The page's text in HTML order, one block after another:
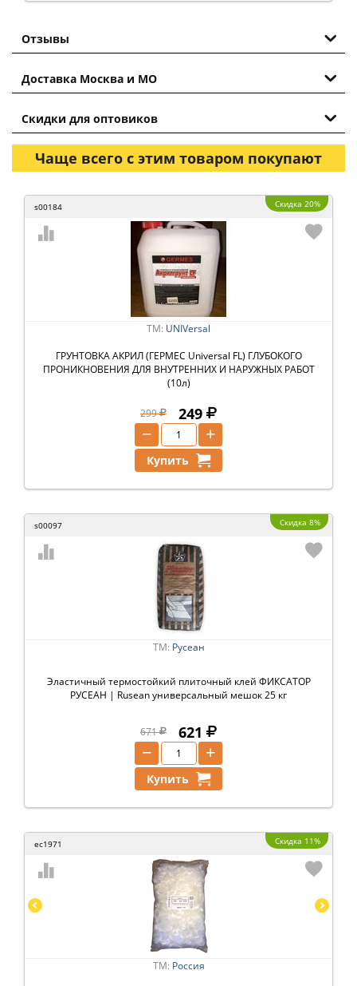
Отзывы
Доставка Москва и МО
Скидки для оптовиков
Чаще всего с этим товаром покупают
s00184 Скидка 20%
ТМ: UNIVersal
ГРУНТОВКА АКРИЛ (ГЕРМЕС Universal FL) ГЛУБОКОГО
ПРОНИКНОВЕНИЯ ДЛЯ ВНУТРЕННИХ И НАРУЖНЫХ РАБОТ
(10л)
299 249
+
−
Купить
s00097 Скидка 8%
ТМ: Русеан
Эластичный термостойкий плиточный клей ФИКСАТОР
РУСЕАН | Rusean универсальный мешок 25 кг
671 621
+
−
Купить
ec1971 Скидка 11%
ТМ: Россия